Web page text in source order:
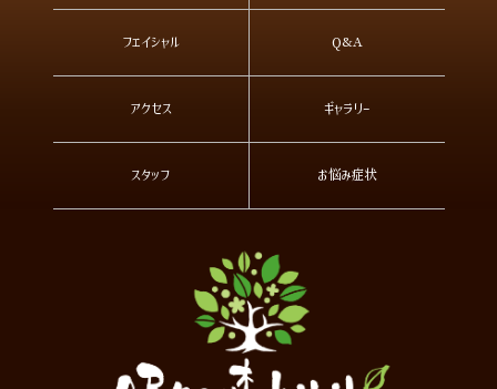
フェイシャル Q&A
アクセス ギャラリー
スタッフ お悩み症状